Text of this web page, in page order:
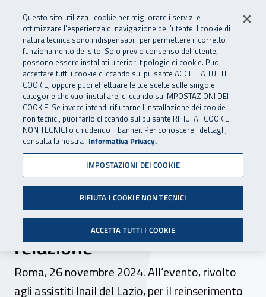
INAIL - Istituto Nazionale
Apri cerca
Navigazione principale
Navigazione - Ti trovi in:
Home Inail comunica Eventi
26 novembre 2024
Open day - “Lo sport siamo
noi, valorizzazione della
persona tra sfida e
relazione"
Roma, 26 novembre 2024. All’evento, rivolto
agli assistiti Inail del Lazio, per il reinserimento
Questo sito utilizza i cookie per migliorare i servizi e
ottimizzare l’esperienza di navigazione dell’utente. I cookie di
natura tecnica sono indispensabili per permettere il corretto
funzionamento del sito. Solo previo consenso dell’utente,
possono essere installati ulteriori tipologie di cookie. Puoi
accettare tutti i cookie cliccando sul pulsante ACCETTA TUTTI I
COOKIE, oppure puoi effettuare le tue scelte sulle singole
categorie che vuoi installare, cliccando su IMPOSTAZIONI DEI
COOKIE. Se invece intendi rifiutarne l’installazione dei cookie
non tecnici, puoi farlo cliccando sul pulsante RIFIUTA I COOKIE
NON TECNICI o chiudendo il banner. Per conoscere i dettagli,
consulta la nostra Informativa Privacy.
IMPOSTAZIONI DEI COOKIE
RIFIUTA I COOKIE NON TECNICI
ACCETTA TUTTI I COOKIE